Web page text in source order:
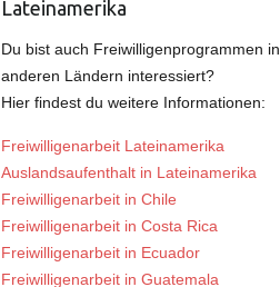
Lateinamerika
Du bist auch Freiwilligenprogrammen in
anderen Ländern interessiert?
Hier findest du weitere Informationen:
Freiwilligenarbeit Lateinamerika
Auslandsaufenthalt in Lateinamerika
Freiwilligenarbeit in Chile
Freiwilligenarbeit in Costa Rica
Freiwilligenarbeit in Ecuador
Freiwilligenarbeit in Guatemala